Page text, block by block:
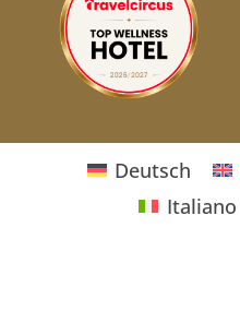
Deutsch
Italiano